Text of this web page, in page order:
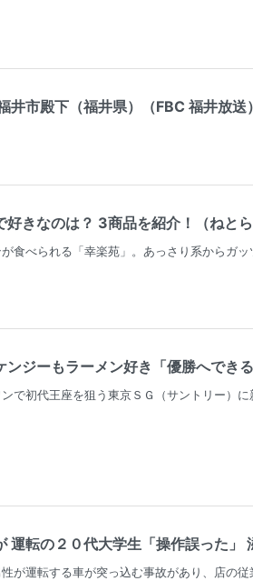
井市殿下（福井県）（FBC 福井放
好きなのは？ 3商品を紹介！（ねと
食べられる「幸楽苑」。あっさり系からガ
ジーもラーメン好き「優勝へでき
で初代王座を狙う東京ＳＧ（サントリー）
運転の２０代大学生「操作誤った
が運転する車が突っ込む事故があり、店の